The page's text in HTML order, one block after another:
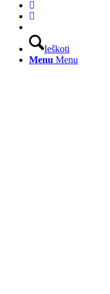
Ieškoti
Menu Menu